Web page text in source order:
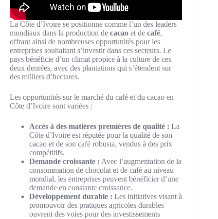
La Côte d’Ivoire se positionne comme l’un des leaders
mondiaux dans la production de cacao et de café,
offrant ainsi de nombreuses opportunités pour les
entreprises souhaitant s’investir dans ces secteurs. Le
pays bénéficie d’un climat propice à la culture de ces
deux denrées, avec des plantations qui s’étendent sur
des milliers d’hectares.
Les opportunités sur le marché du café et du cacao en
Côte d’Ivoire sont variées :
Accès à des matières premières de qualité : La
Côte d’Ivoire est réputée pour la qualité de son
cacao et de son café robusta, vendus à des prix
compétitifs.
Demande croissante : Avec l’augmentation de la
consommation de chocolat et de café au niveau
mondial, les entreprises peuvent bénéficier d’une
demande en constante croissance.
Développement durable : Les initiatives visant à
promouvoir des pratiques agricoles durables
ouvrent des voies pour des investissements